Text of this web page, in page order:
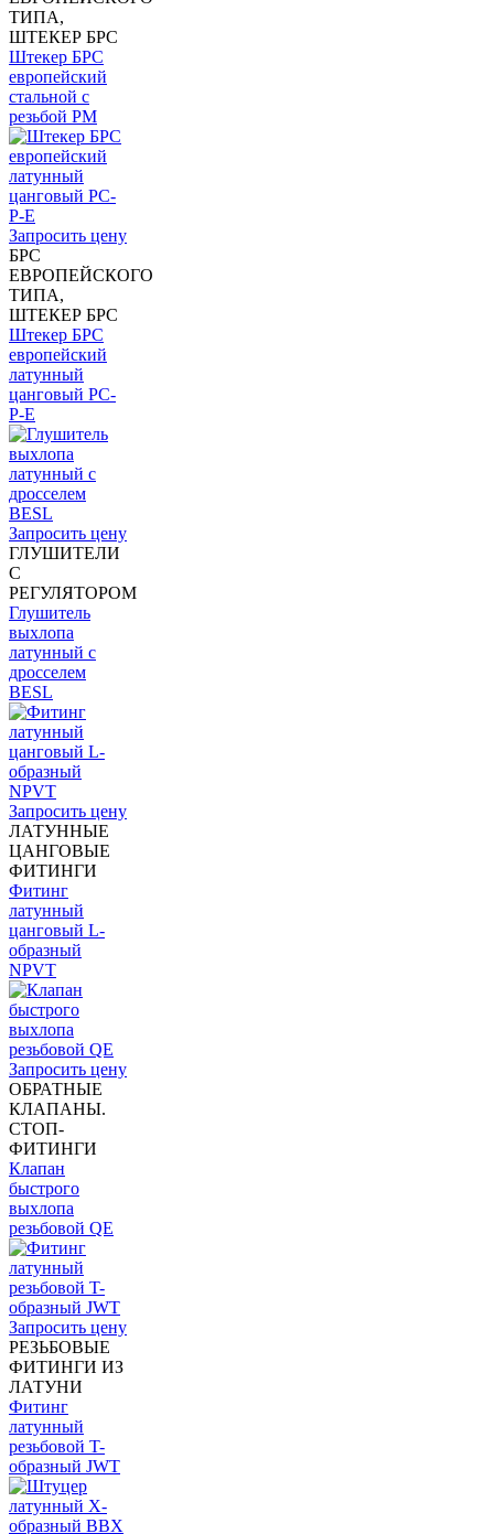
ТИПА,
ШТЕКЕР БРС
Штекер БРС
европейский
стальной с
резьбой PM
Запросить цену
БРС
ЕВРОПЕЙСКОГО
ТИПА,
ШТЕКЕР БРС
Штекер БРС
европейский
латунный
цанговый PC-
P-Е
Запросить цену
ГЛУШИТЕЛИ
С
РЕГУЛЯТОРОМ
Глушитель
выхлопа
латунный с
дросселем
BESL
Запросить цену
ЛАТУННЫЕ
ЦАНГОВЫЕ
ФИТИНГИ
Фитинг
латунный
цанговый L-
образный
NPVT
Запросить цену
ОБРАТНЫЕ
КЛАПАНЫ.
СТОП-
ФИТИНГИ
Клапан
быстрого
выхлопа
резьбовой QE
Запросить цену
РЕЗЬБОВЫЕ
ФИТИНГИ ИЗ
ЛАТУНИ
Фитинг
латунный
резьбовой T-
образный JWT